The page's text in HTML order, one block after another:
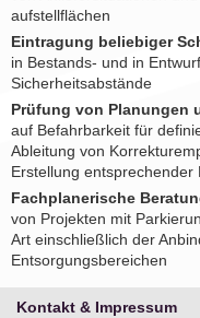
aufstellflächen
Eintragung beliebiger
in Bestands- und in
Sicherheitsabstände
Prüfung von Planungen
auf Befahrbarkeit für
Ableitung von
Erstellung entsprechender
Fachplanerische
von Projekten mit
Art einschließlich der
Entsorgungsbereichen
Kontakt & Impressum